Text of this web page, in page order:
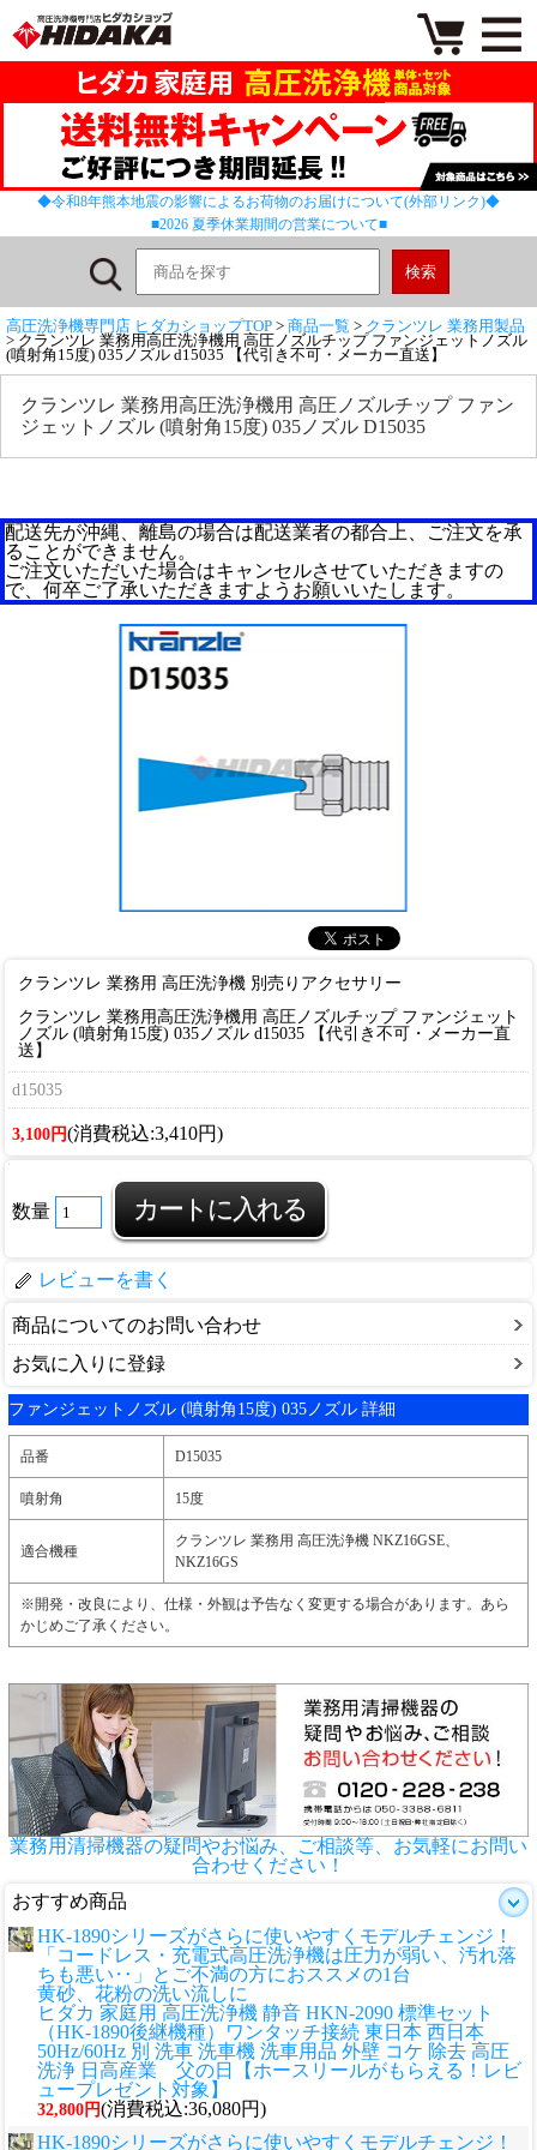
◆令和8年熊本地震の影響によるお荷物のお届けについて(外部リンク)◆
■2026 夏季休業期間の営業について■
高圧洗浄機専門店 ヒダカショップTOP > 商品一覧 > クランツレ 業務用製品
> クランツレ 業務用高圧洗浄機用 高圧ノズルチップ ファンジェットノズル
(噴射角15度) 035ノズル d15035 【代引き不可・メーカー直送】
クランツレ 業務用高圧洗浄機用 高圧ノズルチップ ファン
ジェットノズル (噴射角15度) 035ノズル D15035
配送先が沖縄、離島の場合は配送業者の都合上、ご注文を承
ることができません。
ご注文いただいた場合はキャンセルさせていただきますの
で、何卒ご了承いただきますようお願いいたします。
クランツレ 業務用 高圧洗浄機 別売りアクセサリー
クランツレ 業務用高圧洗浄機用 高圧ノズルチップ ファンジェット
ノズル (噴射角15度) 035ノズル d15035 【代引き不可・メーカー直
送】
d15035
3,100円(消費税込:3,410円)
数量
レビューを書く
商品についてのお問い合わせ
お気に入りに登録
ファンジェットノズル (噴射角15度) 035ノズル 詳細
品番 D15035
噴射角 15度
適合機種
クランツレ 業務用 高圧洗浄機 NKZ16GSE、
NKZ16GS
※開発・改良により、仕様・外観は予告なく変更する場合があります。あら
かじめご了承ください。
業務用清掃機器の疑問やお悩み、ご相談等、お気軽にお問い
合わせください！
おすすめ商品
HK-1890シリーズがさらに使いやすくモデルチェンジ！
「コードレス・充電式高圧洗浄機は圧力が弱い、汚れ落
ちも悪い‥」とご不満の方におススメの1台
黄砂、花粉の洗い流しに
ヒダカ 家庭用 高圧洗浄機 静音 HKN-2090 標準セット
（HK-1890後継機種）ワンタッチ接続 東日本 西日本
50Hz/60Hz 別 洗車 洗車機 洗車用品 外壁 コケ 除去 高圧
洗浄 日高産業 父の日【ホースリールがもらえる！レビ
ュープレゼント対象】
32,800円(消費税込:36,080円)
HK-1890シリーズがさらに使いやすくモデルチェンジ！